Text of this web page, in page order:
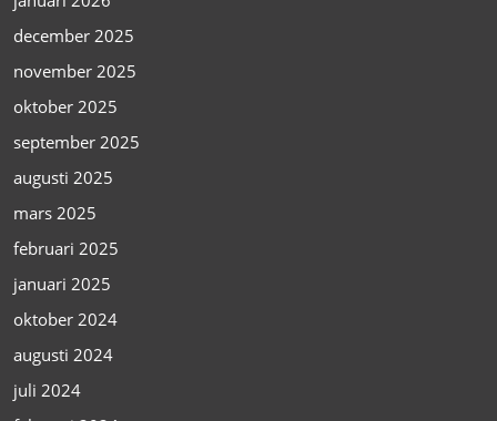
december 2025
november 2025
oktober 2025
september 2025
augusti 2025
mars 2025
februari 2025
januari 2025
oktober 2024
augusti 2024
juli 2024